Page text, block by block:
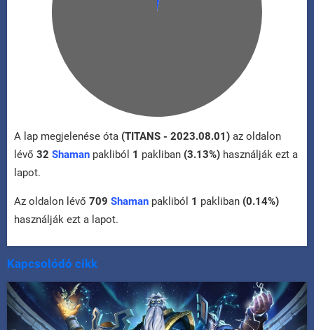
A lap megjelenése óta (TITANS - 2023.08.01) az oldalon
lévő 32 Shaman pakliból 1 pakliban (3.13%) használják ezt a
lapot.
Az oldalon lévő 709 Shaman pakliból 1 pakliban (0.14%)
használják ezt a lapot.
Kapcsolódó cikk